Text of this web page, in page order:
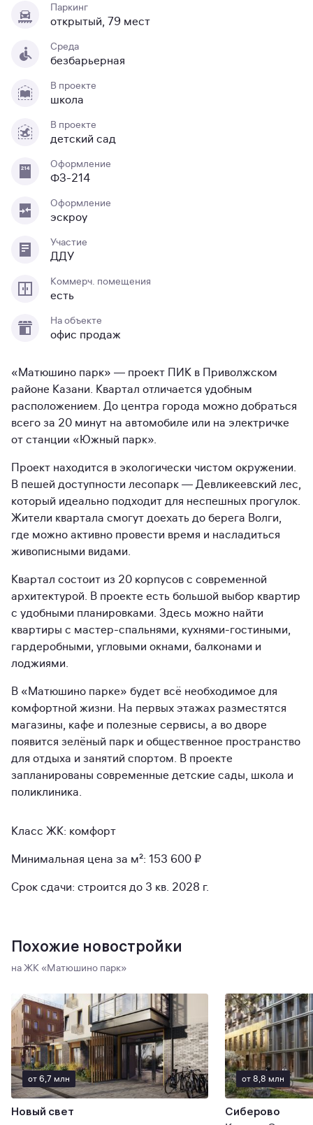
Паркинг
открытый, 79 мест
Среда
безбарьерная
В проекте
школа
В проекте
детский сад
Оформление
ФЗ-214
Оформление
эскроу
Участие
ДДУ
Коммерч. помещения
есть
На объекте
офис продаж
«Матюшино парк» — проект ПИК в Приволжском
районе Казани. Квартал отличается удобным
расположением. До центра города можно добраться
всего за 20 минут на автомобиле или на электричке
от станции «Южный парк».
Проект находится в экологически чистом окружении.
В пешей доступности лесопарк — Девликеевский лес,
который идеально подходит для неспешных прогулок.
Жители квартала смогут доехать до берега Волги,
где можно активно провести время и насладиться
живописными видами.
Квартал состоит из 20 корпусов с современной
архитектурой. В проекте есть большой выбор квартир
с удобными планировками. Здесь можно найти
квартиры с мастер-спальнями, кухнями-гостиными,
гардеробными, угловыми окнами, балконами и
лоджиями.
В «Матюшино парке» будет всё необходимое для
комфортной жизни. На первых этажах разместятся
магазины, кафе и полезные сервисы, а во дворе
появится зелёный парк и общественное пространство
для отдыха и занятий спортом. В проекте
запланированы современные детские сады, школа и
поликлиника.
Класс ЖК: комфорт
Минимальная цена за м²: 153 600 ₽
Срок сдачи: строится до 3 кв. 2028 г.
Похожие новостройки
на ЖК «Матюшино парк»
от 6,7 млн
Новый свет
от 8,8 млн
Сиберово